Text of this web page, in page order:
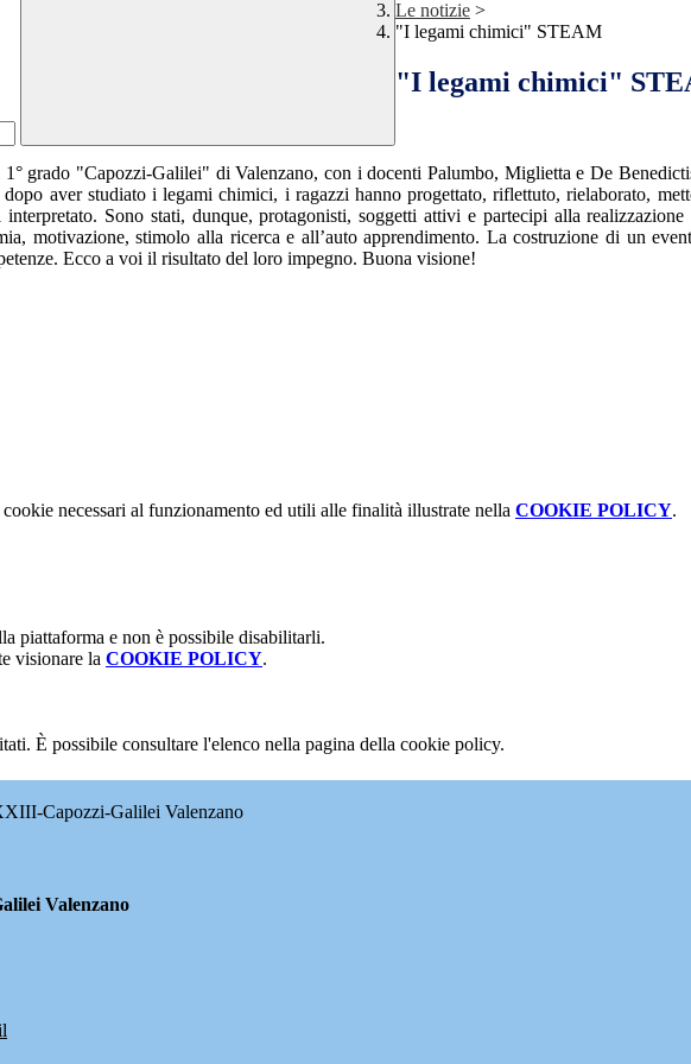
Le notizie >
"I legami chimici" STEAM
"I legami chimici"
grado "Capozzi-Galilei" di Valenzano, con i docenti Palumbo, Miglietta e De
aver studiato i legami chimici, i ragazzi hanno progettato, riflettuto, rielaborato,
Sono stati, dunque, protagonisti, soggetti attivi e partecipi alla
motivazione, stimolo alla ricerca e all’auto apprendimento. La costruzione di un
Ecco a voi il risultato del loro impegno. Buona visione!
necessari al funzionamento ed utili alle finalità illustrate nella COOKIE POLICY.
piattaforma e non è possibile disabilitarli.
visionare la COOKIE POLICY.
È possibile consultare l'elenco nella pagina della cookie policy.
Capozzi-Galilei Valenzano
Valenzano